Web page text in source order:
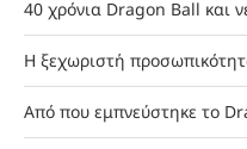
40 χρόνια Dragon Ball και
Η ξεχωριστή
Από που εμπνεύστηκε το